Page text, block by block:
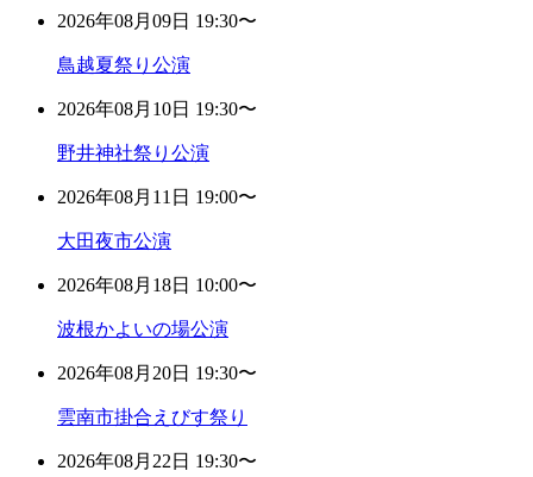
2026年08月09日 19:30〜
鳥越夏祭り公演
2026年08月10日 19:30〜
野井神社祭り公演
2026年08月11日 19:00〜
大田夜市公演
2026年08月18日 10:00〜
波根かよいの場公演
2026年08月20日 19:30〜
雲南市掛合えびす祭り
2026年08月22日 19:30〜